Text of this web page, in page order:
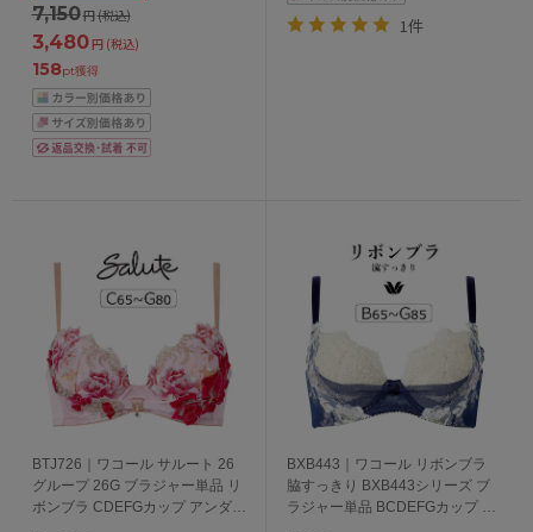
7,150円(税込)
3,480円 (税込)
158pt獲得
1件
BTJ726｜ワコール サルート 26
グループ 26G ブラジャー単品 リ
ボンブラ CDEFGカップ アンダー
BXB443｜ワコール リボンブラ
脇すっきり BXB443シリーズ ブ
ラジャー単品 BCDEFGカップ ア